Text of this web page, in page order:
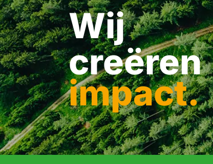
Wij
creëren
impact.